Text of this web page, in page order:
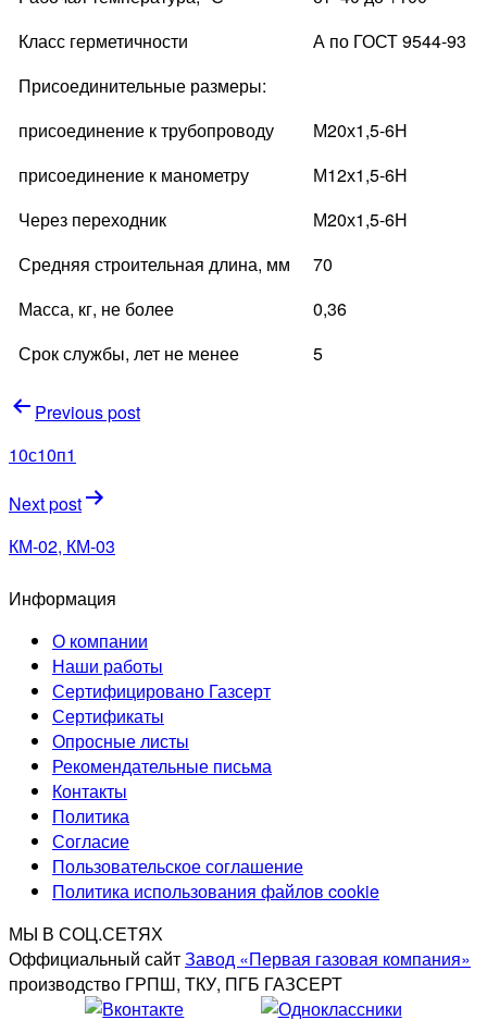
Класс герметичности
А по ГОСТ 9544-93
Присоединительные размеры:
присоединение к трубопроводу
М20х1,5-6Н
присоединение к манометру
М12х1,5-6Н
Через переходник
М20х1,5-6Н
Средняя строительная длина, мм
70
Масса, кг, не более
0,36
Срок службы, лет не менее
5
Навигация
по
записям
Previous post
10с10п1
Next post
КМ-02, КМ-03
Информация
О компании
Наши работы
Сертифицировано Газсерт
Сертификаты
Опросные листы
Рекомендательные письма
Контакты
Политика
Согласие
Пользовательское соглашение
Политика использования файлов cookie
МЫ В СОЦ.СЕТЯХ
Оффициальный сайтЗавод «Первая газовая компания»
производство ГРПШ, ТКУ, ПГБ ГАЗСЕРТ